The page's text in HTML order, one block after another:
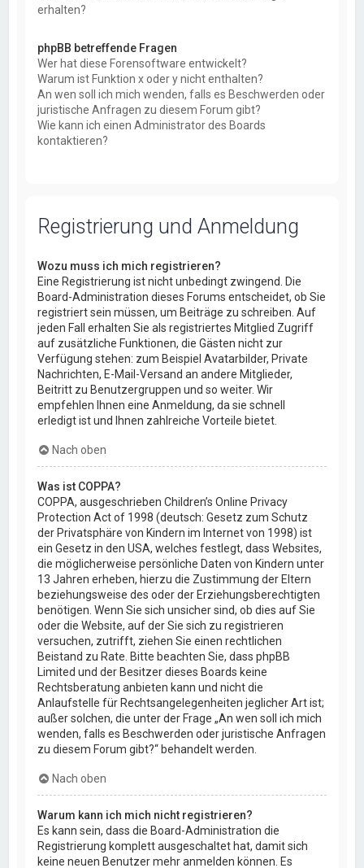
erhalten?
phpBB betreffende Fragen
Wer hat diese Forensoftware entwickelt?
Warum ist Funktion x oder y nicht enthalten?
An wen soll ich mich wenden, falls es Beschwerden oder
juristische Anfragen zu diesem Forum gibt?
Wie kann ich einen Administrator des Boards
kontaktieren?
Registrierung und Anmeldung
Wozu muss ich mich registrieren?
Eine Registrierung ist nicht unbedingt zwingend. Die
Board-Administration dieses Forums entscheidet, ob Sie
registriert sein müssen, um Beiträge zu schreiben. Auf
jeden Fall erhalten Sie als registriertes Mitglied Zugriff
auf zusätzliche Funktionen, die Gästen nicht zur
Verfügung stehen: zum Beispiel Avatarbilder, Private
Nachrichten, E-Mail-Versand an andere Mitglieder,
Beitritt zu Benutzergruppen und so weiter. Wir
empfehlen Ihnen eine Anmeldung, da sie schnell
erledigt ist und Ihnen zahlreiche Vorteile bietet.
Nach oben
Was ist COPPA?
COPPA, ausgeschrieben Children’s Online Privacy
Protection Act of 1998 (deutsch: Gesetz zum Schutz
der Privatsphäre von Kindern im Internet von 1998) ist
ein Gesetz in den USA, welches festlegt, dass Websites,
die möglicherweise persönliche Daten von Kindern unter
13 Jahren erheben, hierzu die Zustimmung der Eltern
beziehungsweise des oder der Erziehungsberechtigten
benötigen. Wenn Sie sich unsicher sind, ob dies auf Sie
oder die Website, auf der Sie sich zu registrieren
versuchen, zutrifft, ziehen Sie einen rechtlichen
Beistand zu Rate. Bitte beachten Sie, dass phpBB
Limited und der Besitzer dieses Boards keine
Rechtsberatung anbieten kann und nicht die
Anlaufstelle für Rechtsangelegenheiten jeglicher Art ist;
außer solchen, die unter der Frage „An wen soll ich mich
wenden, falls es Beschwerden oder juristische Anfragen
zu diesem Forum gibt?“ behandelt werden.
Nach oben
Warum kann ich mich nicht registrieren?
Es kann sein, dass die Board-Administration die
Registrierung komplett ausgeschaltet hat, damit sich
keine neuen Benutzer mehr anmelden können. Es